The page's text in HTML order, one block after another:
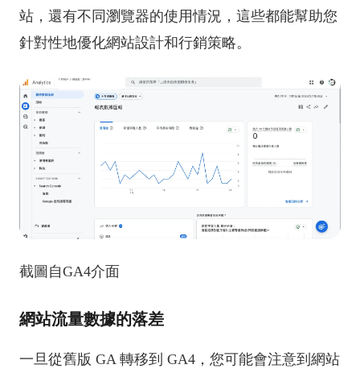
站，還有不同瀏覽器的使用情況，這些都能幫助您
針對性地優化網站設計和行銷策略。
截圖自GA4介面
網站流量數據的落差
一旦從舊版 GA 轉移到 GA4，您可能會注意到網站